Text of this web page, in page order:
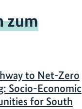
zum
to Net-Zero
Socio-Economic
for South